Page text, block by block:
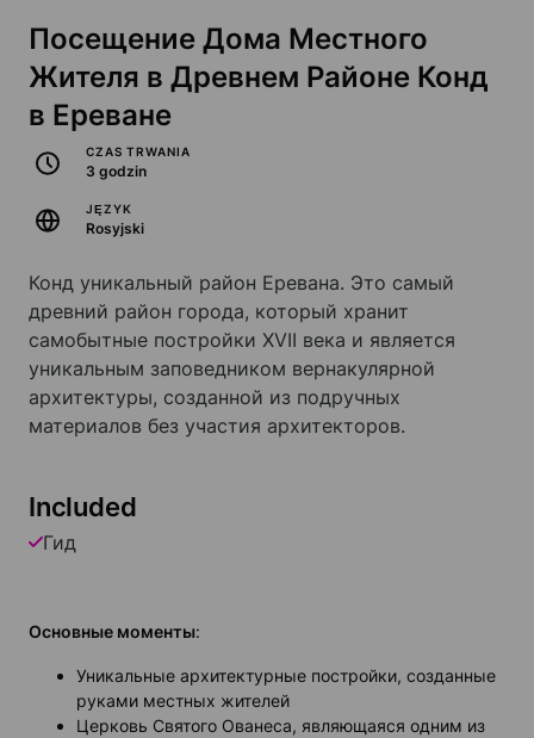
Посещение Дома Местного
Жителя в Древнем Районе Конд
в Ереване
CZAS TRWANIA
3 godzin
JĘZYK
Rosyjski
Конд уникальный район Еревана. Это самый
древний район города, который хранит
самобытные постройки XVII века и является
уникальным заповедником вернакулярной
архитектуры, созданной из подручных
материалов без участия архитекторов.
Included
Гид
Основные моменты:
Уникальные архитектурные постройки, созданные
руками местных жителей
Церковь Святого Ованеса, являющаяся одним из